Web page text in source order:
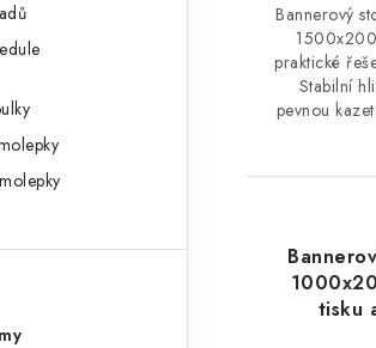
Bannerový
praktické
Stabilní
pevnou
tisku